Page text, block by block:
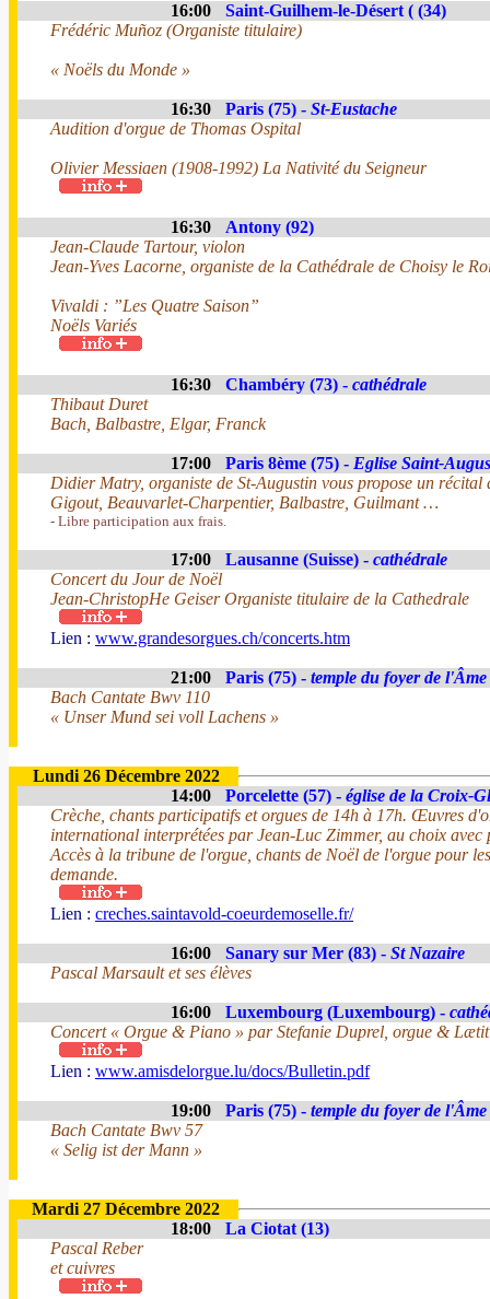
16:00
Saint-Guilhem-le-Désert ( (34)
Frédéric Muñoz (Organiste titulaire)
« Noëls du Monde »
16:30 Paris (75) - St-Eustache
Audition d'orgue de Thomas Ospital
Olivier Messiaen (1908-1992) La Nativité du Seigneur
16:30
Antony (92)
Jean-Claude Tartour, violon
Jean-Yves Lacorne, organiste de la Cathédrale de Choisy le
Vivaldi : ”Les Quatre Saison”
Noëls Variés
16:30 Chambéry (73) - cathédrale
Thibaut Duret
Bach, Balbastre, Elgar, Franck
17:00 Paris 8ème (75) - Eglise Saint-
Didier Matry, organiste de St-Augustin vous propose un
Gigout, Beauvarlet-Charpentier, Balbastre, Guilmant …
- Libre participation aux frais.
17:00 Lausanne (Suisse) - cathédrale
Concert du Jour de Noël
Jean-ChristopHe Geiser Organiste titulaire de la Cathedrale
Lien : www.grandesorgues.ch/concerts.htm
21:00 Paris (75) - temple du foyer de l'Âme
Bach Cantate Bwv 110
« Unser Mund sei voll Lachens »
Lundi 26 Décembre 2022
14:00
Porcelette (57) - église de la Croix-
Crèche, chants participatifs et orgues de 14h à 17h. Œuvres
international interprétées par Jean-Luc Zimmer, au choix avec
Accès à la tribune de l'orgue, chants de Noël de l'orgue pour
demande.
Lien : creches.saintavold-coeurdemoselle.fr/
16:00 Sanary sur Mer (83) - St Nazaire
Pascal Marsault et ses élèves
16:00 Luxembourg (Luxembourg) -
Concert « Orgue & Piano » par Stefanie Duprel, orgue &
Lien : www.amisdelorgue.lu/docs/Bulletin.pdf
19:00 Paris (75) - temple du foyer de l'Âme
Bach Cantate Bwv 57
« Selig ist der Mann »
Mardi 27 Décembre 2022
18:00
La Ciotat (13)
Pascal Reber
et cuivres